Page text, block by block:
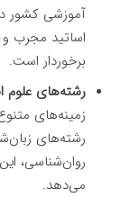
آموزشی کشور
اساتید مجرب و
برخوردار است.
رشته‌های علوم
زمینه‌های
رشته‌های
روان‌شناسی،
می‌دهد.